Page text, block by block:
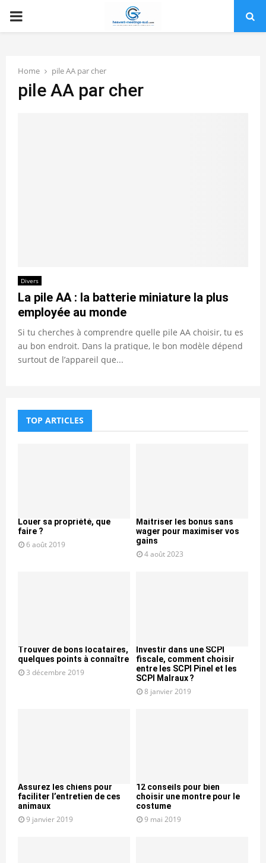
PRIMARY
Home pile AA par cher
pile AA par cher
Divers
La pile AA : la batterie miniature la plus
employée au monde
Si tu cherches à comprendre quelle pile AA choisir, tu es
au bon endroit. Dans la pratique, le bon modèle dépend
surtout de l’appareil que...
TOP ARTICLES
Louer sa propriété, que
faire ?
6 août 2019
Maitriser les bonus sans
wager pour maximiser vos
gains
4 août 2023
Trouver de bons locataires,
quelques points à connaître
3 décembre 2019
Investir dans une SCPI
fiscale, comment choisir
entre les SCPI Pinel et les
SCPI Malraux ?
8 janvier 2019
Assurez les chiens pour
faciliter l’entretien de ces
animaux
9 janvier 2019
12 conseils pour bien
choisir une montre pour le
costume
9 mai 2019